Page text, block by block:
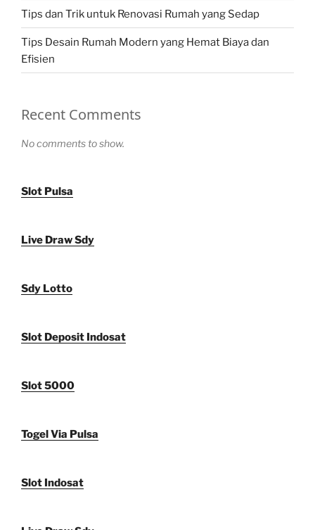
Tips dan Trik untuk Renovasi Rumah yang Sedap
Tips Desain Rumah Modern yang Hemat Biaya dan
Efisien
Recent Comments
No comments to show.
Slot Pulsa
Live Draw Sdy
Sdy Lotto
Slot Deposit Indosat
Slot 5000
Togel Via Pulsa
Slot Indosat